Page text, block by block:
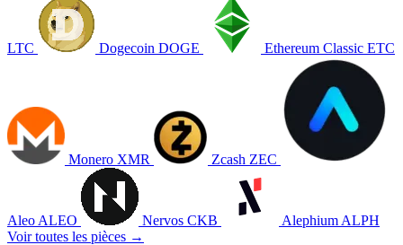
LTC Dogecoin DOGE Ethereum Classic ETC
Monero XMR Zcash ZEC
Aleo ALEO Nervos CKB Alephium ALPH
Voir toutes les pièces →